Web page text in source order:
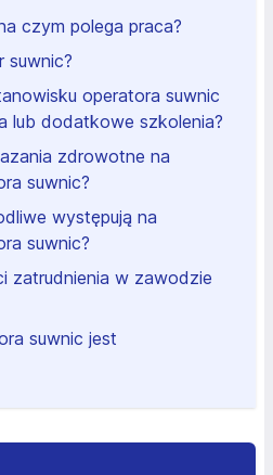
czym polega praca?
suwnic?
operatora suwnic
lub dodatkowe szkolenia?
zdrowotne na
suwnic?
występują na
suwnic?
zatrudnienia w zawodzie
suwnic jest